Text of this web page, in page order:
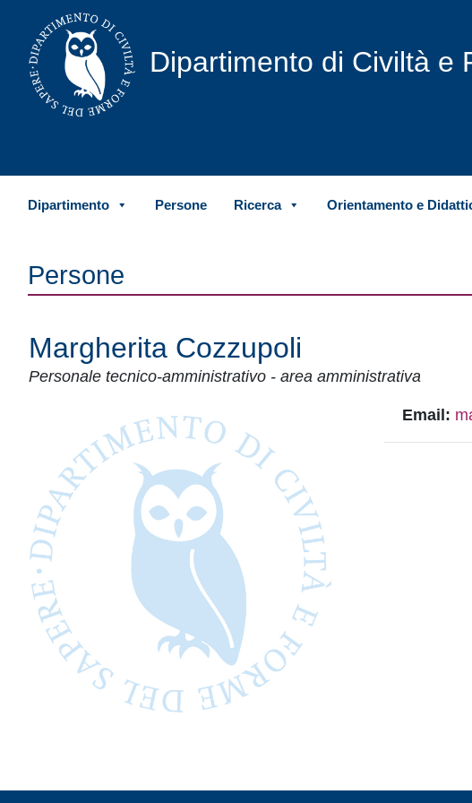
Vai al contenuto
Dipartimento di Civiltà e
Dipartimento Persone Ricerca Orientamento e
Persone
Margherita Cozzupoli
Personale tecnico-amministrativo - area amministrativa
Email: